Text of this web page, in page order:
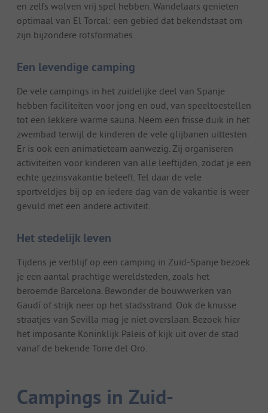
en zelfs wolven vrij spel hebben. Wandelaars genieten
optimaal van El Torcal: een gebied dat bekendstaat om
zijn bijzondere rotsformaties.
Een levendige camping
De vele campings in het zuidelijke deel van Spanje
hebben faciliteiten voor jong en oud, van speeltoestellen
tot een lekkere warme sauna. Neem een frisse duik in het
zwembad terwijl de kinderen de vele glijbanen uittesten.
Er is ook een animatieteam aanwezig. Zij organiseren
activiteiten voor kinderen van alle leeftijden, zodat je een
echte gezinsvakantie beleeft. Tel daar de vele
sportveldjes bij op en iedere dag van de vakantie is weer
gevuld met een andere activiteit.
Het stedelijk leven
Tijdens je verblijf op een camping in Zuid-Spanje bezoek
je een aantal prachtige wereldsteden, zoals het
beroemde Barcelona. Bewonder de bouwwerken van
Gaudí of strijk neer op het stadsstrand. Ook de knusse
straatjes van Sevilla mag je niet overslaan. Bezoek hier
het imposante Koninklijk Paleis of kijk uit over de stad
vanaf de bekende Torre del Oro.
Campings in Zuid-